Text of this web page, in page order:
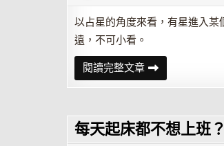
以占星的角度來看，有星進入
遠，不可小看。
閱讀完整文章人
生
將
變
革
的
每天起床都不想上班